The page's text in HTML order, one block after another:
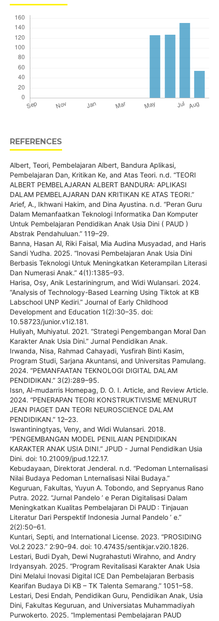
REFERENCES
Albert, Teori, Pembelajaran Albert, Bandura Aplikasi,
Pembelajaran Dan, Kritikan Ke, and Atas Teori. n.d. “TEORI
ALBERT PEMBELAJARAN ALBERT BANDURA: APLIKASI
DALAM PEMBELAJARAN DAN KRITIKAN KE ATAS TEORI.”
Arief, A., Ikhwani Hakim, and Dina Ayustina. n.d. “Peran Guru
Dalam Memanfaatkan Teknologi Informatika Dan Komputer
Untuk Pembelajaran Pendidikan Anak Usia Dini ( PAUD )
Abstrak Pendahuluan.” 119–29.
Banna, Hasan Al, Riki Faisal, Mia Audina Musyadad, and Haris
Sandi Yudha. 2025. “Inovasi Pembelajaran Anak Usia Dini
Berbasis Teknologi Untuk Meningkatkan Keterampilan Literasi
Dan Numerasi Anak.” 4(1):1385–93.
Harisa, Osy, Anik Lestariningrum, and Widi Wulansari. 2024.
“Analysis of Technology-Based Learning Using Tiktok at KB
Labschool UNP Kediri.” Journal of Early Childhood
Development and Education 1(2):30–35. doi:
10.58723/junior.v1i2.181.
Huliyah, Muhiyatul. 2021. “Strategi Pengembangan Moral Dan
Karakter Anak Usia Dini.” Jurnal Pendidikan Anak.
Irwanda, Nisa, Rahmad Cahayadi, Yusfirah Binti Kasim,
Program Studi, Sarjana Akuntansi, and Universitas Pamulang.
2024. “PEMANFAATAN TEKNOLOGI DIGITAL DALAM
PENDIDIKAN.” 3(2):289–95.
Issn, Al-mudarris Homepag, D. O. I. Article, and Review Article.
2024. “PENERAPAN TEORI KONSTRUKTIVISME MENURUT
JEAN PIAGET DAN TEORI NEUROSCIENCE DALAM
PENDIDIKAN.” 12–23.
Iswantiningtyas, Veny, and Widi Wulansari. 2018.
“PENGEMBANGAN MODEL PENILAIAN PENDIDIKAN
KARAKTER ANAK USIA DINI.” JPUD - Jurnal Pendidikan Usia
Dini. doi: 10.21009/jpud.122.17.
Kebudayaan, Direktorat Jenderal. n.d. “Pedoman Lnternalisasi
Nilai Budaya Pedoman Lnternalisasi Nilai Budaya.”
Keguruan, Fakultas, Yuyun A. Tobondo, and Sepryanus Rano
Putra. 2022. “Jurnal Pandelo ’ e Peran Digitalisasi Dalam
Meningkatkan Kualitas Pembelajaran Di PAUD : Tinjauan
Literatur Dari Perspektif Indonesia Jurnal Pandelo ’ e.”
2(2):50–61.
Kuntari, Septi, and International License. 2023. “PROSIDING
Vol.2 2023.” 2:90–94. doi: 10.47435/sentikjar.v2i0.1826.
Lestari, Budi Dyah, Dewi Nugrahastuti Wirahno, and Andry
Irdyansyah. 2025. “Program Revitalisasi Karakter Anak Usia
Dini Melalui Inovasi Digital ICE Dan Pembelajaran Berbasis
Kearifan Budaya Di KB – TK Talenta Semarang.” 1051–58.
Lestari, Desi Endah, Pendidikan Guru, Pendidikan Anak, Usia
Dini, Fakultas Keguruan, and Universiatas Muhammadiyah
Purwokerto. 2025. “Implementasi Pembelajaran PAUD